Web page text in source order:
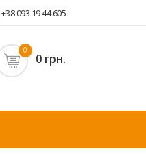
+38 093 19 44 605
0
0 грн.